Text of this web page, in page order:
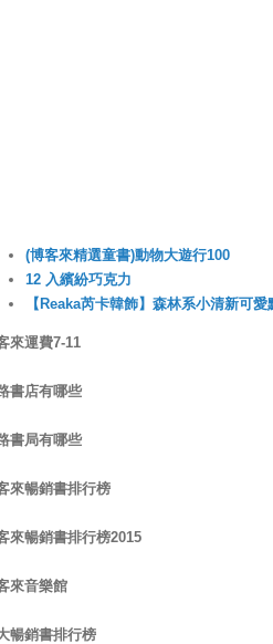
(博客來精選童書)動物大遊行100
12 入繽紛巧克力
【Reaka芮卡韓飾】森林系小清新可
來運費7-11
書店有哪些
書局有哪些
來暢銷書排行榜
來暢銷書排行榜2015
來音樂館
暢銷書排行榜